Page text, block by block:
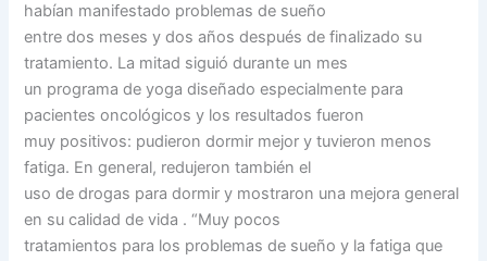
habían manifestado problemas de sueño
entre dos meses y dos años después de finalizado su
tratamiento. La mitad siguió durante un mes
un programa de yoga diseñado especialmente para
pacientes oncológicos y los resultados fueron
muy positivos: pudieron dormir mejor y tuvieron menos
fatiga. En general, redujeron también el
uso de drogas para dormir y mostraron una mejora general
en su calidad de vida . “Muy pocos
tratamientos para los problemas de sueño y la fatiga que